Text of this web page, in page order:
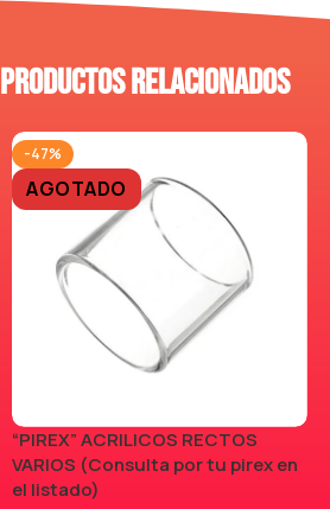
Productos relacionados
-47%
AGOTADO
“PIREX” ACRILICOS RECTOS
VARIOS (Consulta por tu pirex en
el listado)